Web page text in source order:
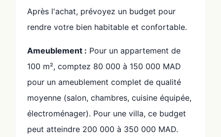
Après l'achat, prévoyez un budget pour
rendre votre bien habitable et confortable.
Ameublement : Pour un appartement de
100 m², comptez 80 000 à 150 000 MAD
pour un ameublement complet de qualité
moyenne (salon, chambres, cuisine équipée,
électroménager). Pour une villa, ce budget
peut atteindre 200 000 à 350 000 MAD.